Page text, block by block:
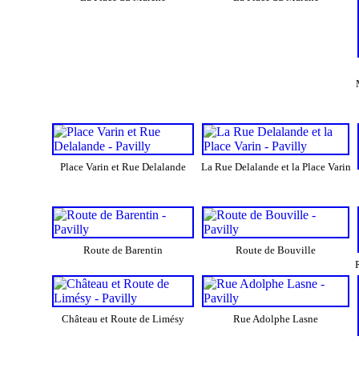
Place Varin et Rue Delalande La Rue Delalande et la Place Varin
Route de Barentin
Route de Bouville
Château et Route de Limésy Rue Adolphe Lasne